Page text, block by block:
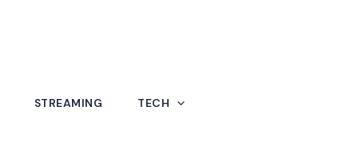
STREAMING
TECH